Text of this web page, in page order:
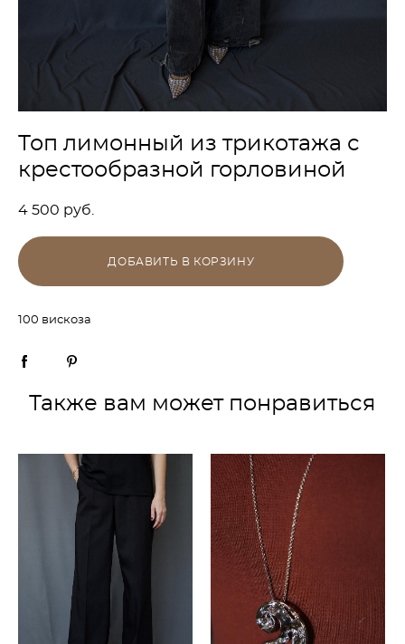
Топ лимонный из трикотажа с
крестообразной горловиной
4 500 pуб.
ДОБАВИТЬ В КОРЗИНУ
100 вискоза
Также вам может понравиться